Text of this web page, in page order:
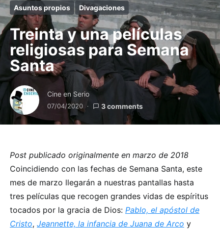
Asuntos propios Divagaciones
Treinta y una películas
religiosas para Semana
Santa
Cine en Serio
07/04/2020 3 comments
Post publicado originalmente en marzo de 2018
Coincidiendo con las fechas de Semana Santa, este
mes de marzo llegarán a nuestras pantallas hasta
tres películas que recogen grandes vidas de espíritus
tocados por la gracia de Dios: Pablo, el apóstol de
Cristo, Jeannette, la infancia de Juana de Arco y